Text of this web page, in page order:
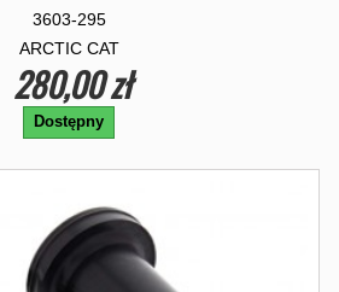
3603-295
ARCTIC CAT
280,00 zł
Dostępny